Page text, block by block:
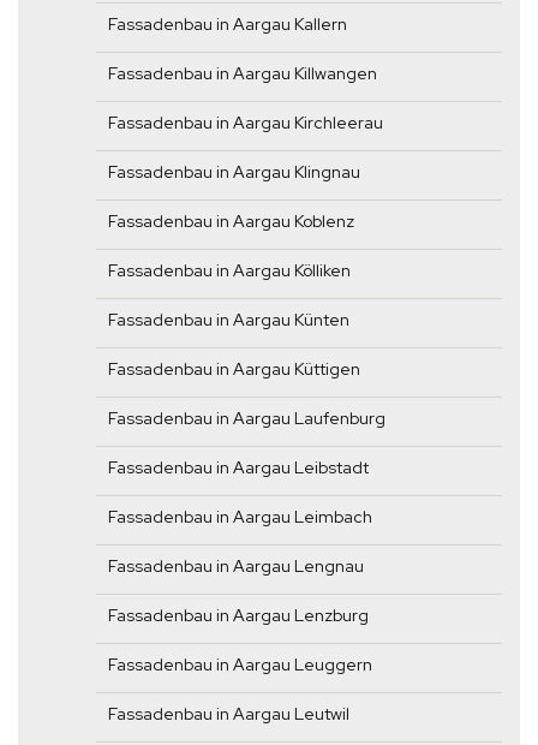
Fassadenbau in Aargau Kallern
Fassadenbau in Aargau Killwangen
Fassadenbau in Aargau Kirchleerau
Fassadenbau in Aargau Klingnau
Fassadenbau in Aargau Koblenz
Fassadenbau in Aargau Kölliken
Fassadenbau in Aargau Künten
Fassadenbau in Aargau Küttigen
Fassadenbau in Aargau Laufenburg
Fassadenbau in Aargau Leibstadt
Fassadenbau in Aargau Leimbach
Fassadenbau in Aargau Lengnau
Fassadenbau in Aargau Lenzburg
Fassadenbau in Aargau Leuggern
Fassadenbau in Aargau Leutwil